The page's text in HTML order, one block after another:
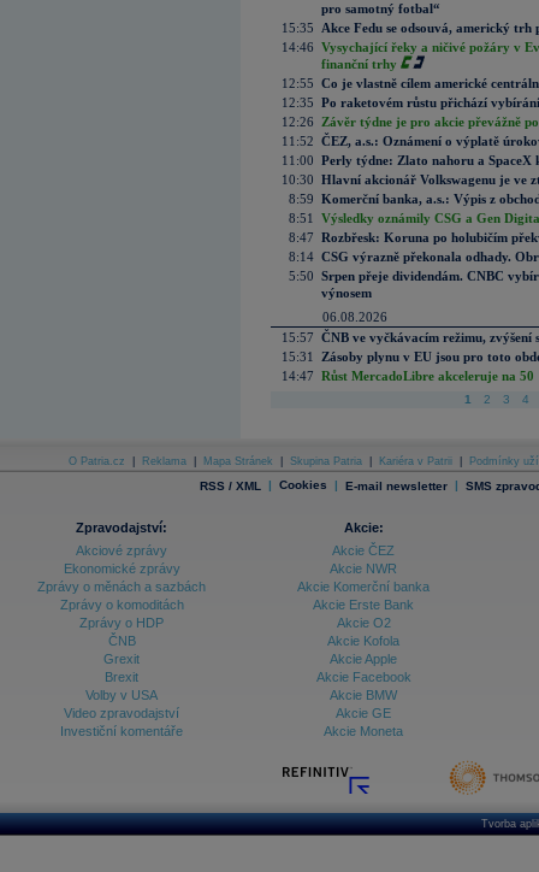
pro samotný fotbal“
15:35
Akce Fedu se odsouvá, americký
14:46 Vysychající řeky a ničivé požáry v
finanční trhy
12:55 Co je vlastně cílem americké
12:35 Po raketovém růstu přichází
12:26
Závěr týdne je pro akcie převážně
11:52 ČEZ, a.s.: Oznámení o výplatě
11:00 Perly týdne: Zlato nahoru a SpaceX
10:30 Hlavní akcionář Volkswagenu je ve
8:59 Komerční banka, a.s.: Výpis z
8:51
Výsledky oznámily CSG a Gen
8:47 Rozbřesk: Koruna po holubičím
8:14 CSG výrazně překonala odhady.
5:50 Srpen přeje dividendám. CNBC
výnosem
06.08.2026
15:57 ČNB ve vyčkávacím režimu, zvýšení
15:31
Zásoby plynu v EU jsou pro toto
14:47 Růst MercadoLibre akceleruje na
1 2 3 4
O Patria.cz Reklama Mapa Stránek Skupina Patria Kariéra v Patrii Podmínky
RSS / XML | Cookies | E-mail newsletter | SMS
Zpravodajství:
Akciové zprávy
Ekonomické zprávy
Zprávy o měnách a sazbách
Zprávy o komoditách
Zprávy o HDP
ČNB
Grexit
Brexit
Volby v USA
Video zpravodajství
Investiční komentáře
Akcie:
Akcie ČEZ
Akcie NWR
Akcie Komerční banka
Akcie Erste Bank
Akcie O2
Akcie Kofola
Akcie Apple
Akcie Facebook
Akcie BMW
Akcie GE
Akcie Moneta
Tvorba